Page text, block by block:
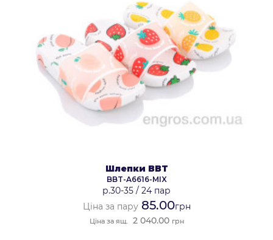
Шлепки BBT
BBT-A6616-MIX
р.30-35 / 24 пар
Ціна за пару85.00грн
Ціна за ящ. 2 040.00 грн